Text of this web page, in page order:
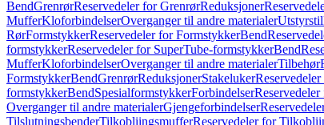
BendGrenrørReservedeler for GrenrørReduksjoner
MufferKloforbindelserOverganger til andre materialer
RørFormstykkerReservedeler for FormstykkerBend
formstykkerReservedeler for SuperTube-formstykkerBend
MufferKloforbindelserOverganger til andre materialerTilbehør
FormstykkerBendGrenrørReduksjonerStakeluker
formstykkerBendSpesialformstykkerForbindelser
Overganger til andre materialerGjengeforbindelser
TilslutningsbenderTilkobliingsmufferReservedeler for